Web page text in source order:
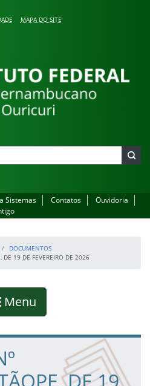
MAPA DO SITE
Sistemas Contatos
Ouvidoria
DOCUMENTOS
DE 19 DE FEVEREIRO DE 2026
Mostrar
Menu